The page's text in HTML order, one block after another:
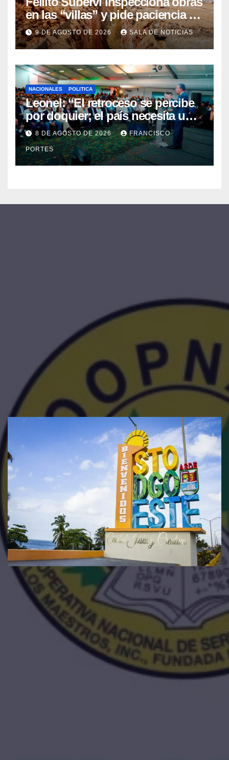
en las “villas” y pide paciencia a
comerciantes y residentes
9 DE AGOSTO DE 2026 SALA DE NOTICIAS
NACIONALES POLITICA
Leonel: “El retroceso se percibe
por doquier; el país necesita un
nuevo rumbo”
8 DE AGOSTO DE 2026 FRANCISCO
PORTES